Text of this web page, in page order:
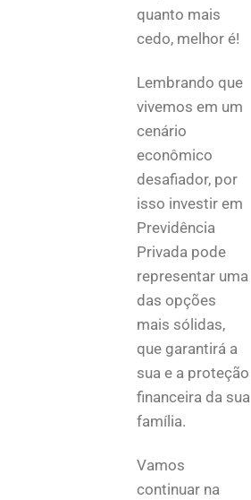
quanto mais
cedo, melhor é!
Lembrando que
vivemos em um
cenário
econômico
desafiador, por
isso investir em
Previdência
Privada pode
representar uma
das opções
mais sólidas,
que garantirá a
sua e a proteção
financeira da sua
família.
Vamos
continuar na